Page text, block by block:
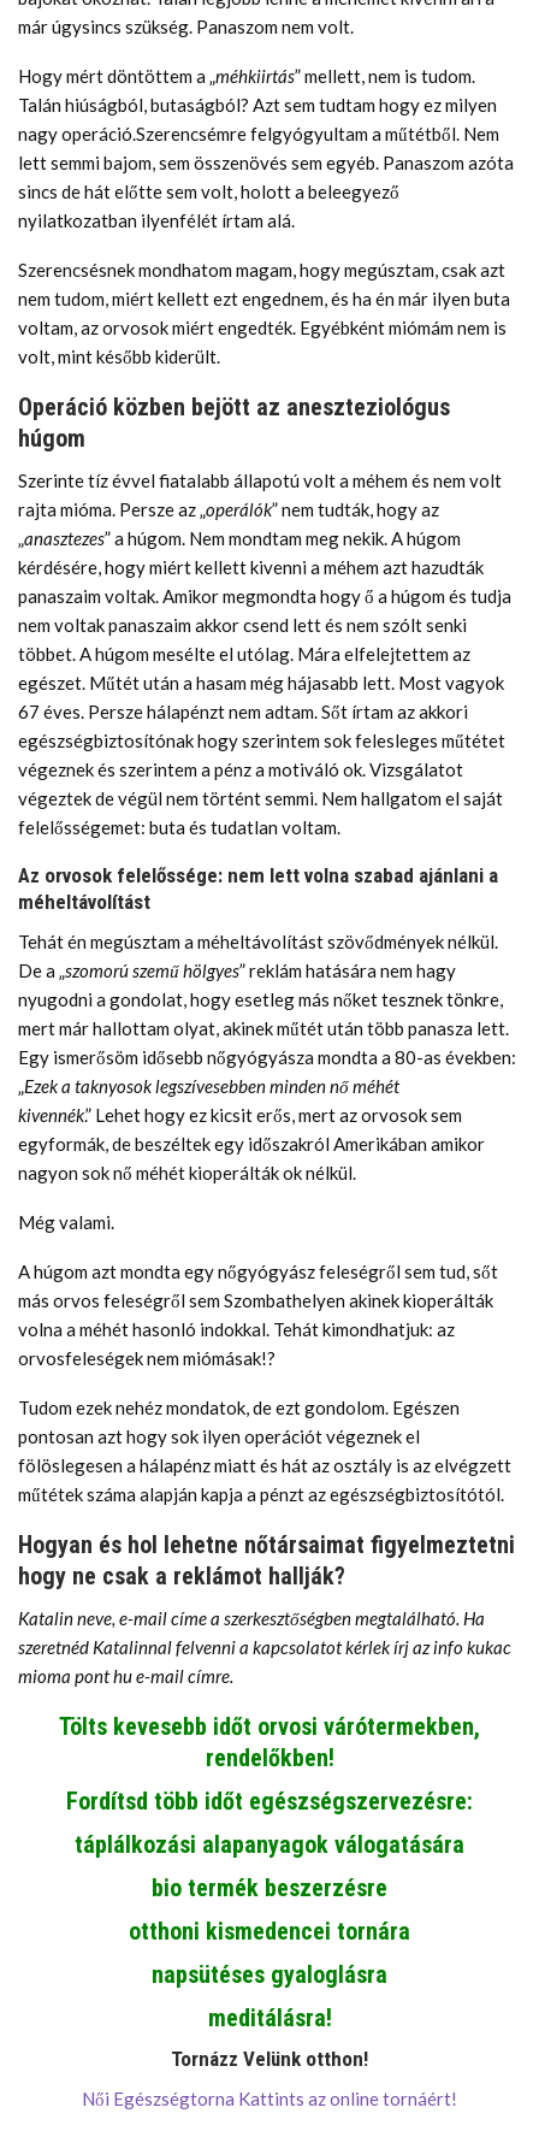
már úgysincs szükség. Panaszom nem volt.
Hogy mért döntöttem a „ méhkiirtás” mellett, nem is tudom.
Talán hiúságból, butaságból? Azt sem tudtam hogy ez milyen
nagy operáció.Szerencsémre felgyógyultam a műtétből. Nem
lett semmi bajom, sem összenövés sem egyéb. Panaszom azóta
sincs de hát előtte sem volt, holott a beleegyező
nyilatkozatban ilyenfélét írtam alá.
Szerencsésnek mondhatom magam, hogy megúsztam, csak azt
nem tudom, miért kellett ezt engednem, és ha én már ilyen buta
voltam, az orvosok miért engedték. Egyébként miómám nem is
volt, mint később kiderült.
Operáció közben bejött az aneszteziológus
húgom
Szerinte tíz évvel fiatalabb állapotú volt a méhem és nem volt
rajta mióma. Persze az „ operálók” nem tudták, hogy az
anasztezes” a húgom. Nem mondtam meg nekik. A húgom
kérdésére, hogy miért kellett kivenni a méhem azt hazudták
panaszaim voltak. Amikor megmondta hogy ő a húgom és tudja
nem voltak panaszaim akkor csend lett és nem szólt senki
többet. A húgom mesélte el utólag. Mára elfelejtettem az
egészet. Műtét után a hasam még hájasabb lett. Most vagyok
67 éves. Persze hálapénzt nem adtam. Sőt írtam az akkori
egészségbiztosítónak hogy szerintem sok felesleges műtétet
végeznek és szerintem a pénz a motiváló ok. Vizsgálatot
végeztek de végül nem történt semmi. Nem hallgatom el saját
felelősségemet: buta és tudatlan voltam.
Az orvosok felelőssége: nem lett volna szabad ajánlani a
méheltávolítást
Tehát én megúsztam a méheltávolítást szövődmények nélkül.
De a „ szomorú szemű hölgyes” reklám hatására nem hagy
nyugodni a gondolat, hogy esetleg más nőket tesznek tönkre,
mert már hallottam olyat, akinek műtét után több panasza lett.
Egy ismerősöm idősebb nőgyógyásza mondta a 80-as években:
Ezek a taknyosok legszívesebben minden nő méhét
kivennék.” Lehet hogy ez kicsit erős, mert az orvosok sem
egyformák, de beszéltek egy időszakról Amerikában amikor
nagyon sok nő méhét kioperálták ok nélkül.
Még valami.
A húgom azt mondta egy nőgyógyász feleségről sem tud, sőt
más orvos feleségről sem Szombathelyen akinek kioperálták
volna a méhét hasonló indokkal. Tehát kimondhatjuk: az
orvosfeleségek nem miómásak!?
Tudom ezek nehéz mondatok, de ezt gondolom. Egészen
pontosan azt hogy sok ilyen operációt végeznek el
fölöslegesen a hálapénz miatt és hát az osztály is az elvégzett
műtétek száma alapján kapja a pénzt az egészségbiztosítótól.
Hogyan és hol lehetne nőtársaimat figyelmeztetni
hogy ne csak a reklámot hallják?
Katalin neve, e-mail címe a szerkesztőségben megtalálható. Ha
szeretnéd Katalinnal felvenni a kapcsolatot kérlek írj az info kukac
mioma pont hu e-mail címre.
Tölts kevesebb időt orvosi várótermekben,
rendelőkben!
Fordítsd több időt egészségszervezésre:
táplálkozási alapanyagok válogatására
bio termék beszerzésre
otthoni kismedencei tornára
napsütéses gyaloglásra
meditálásra!
Tornázz Velünk otthon!
Női Egészségtorna Kattints az online tornáért!